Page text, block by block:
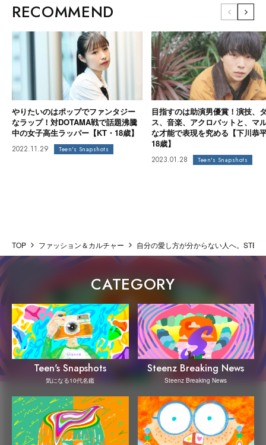
RECOMMEND
やりたいのはポップでファンタジー
なラップ！対DOTAMA戦で話題沸騰
中の女子高生ラッパー【KT・18歳】
2022.11.29 Teen's Snapshots
目指すのは助演男優賞！演技、
ス、音楽、アクロバットと、マ
な才能で表現を究める【下川恭
18歳】
2023.01.28 Teen's Snapshots
TOP ファッション＆カルチャー 自分の愛し方が分からない人へ。
CATEGORY
Teen's Snapshots
気になる10代名鑑
Steenz Breaking News
Steenz Breaking News